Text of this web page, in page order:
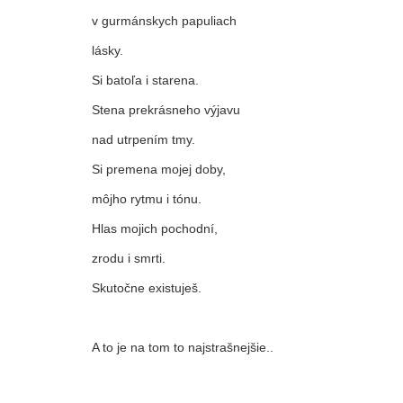
v gurmánskych papuliach
lásky.
Si batoľa i starena.
Stena prekrásneho výjavu
nad utrpením tmy.
Si premena mojej doby,
môjho rytmu i tónu.
Hlas mojich pochodní,
zrodu i smrti.
Skutočne existuješ.
A to je na tom to najstrašnejšie..